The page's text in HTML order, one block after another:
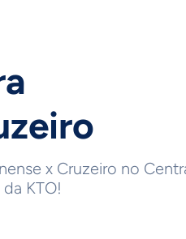
x Cruzeiro no
KTO!